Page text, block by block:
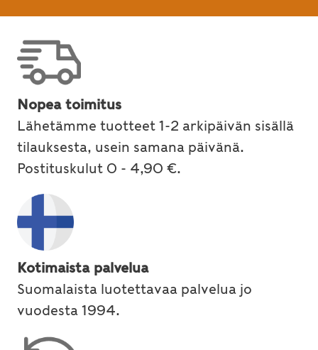
Nopea toimitus
Lähetämme tuotteet 1-2 arkipäivän sisällä
tilauksesta, usein samana päivänä.
Postituskulut 0 - 4,90 €.
Kotimaista palvelua
Suomalaista luotettavaa palvelua jo
vuodesta 1994.